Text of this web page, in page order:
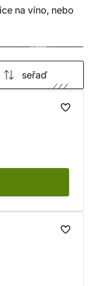
na víno, nebo
nesmí
seřaď